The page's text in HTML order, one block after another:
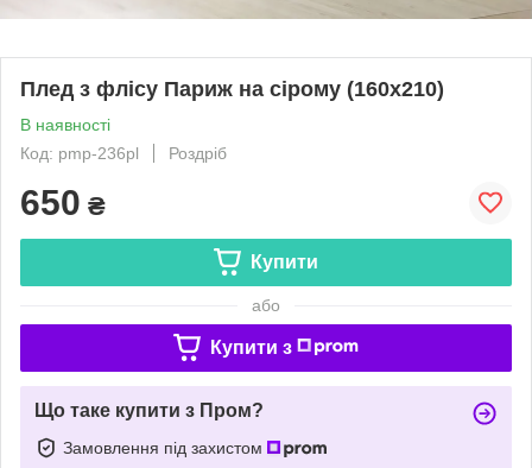
Плед з флісу Париж на сірому (160х210)
В наявності
Код: pmp-236pl
Роздріб
650 ₴
Купити
або
Купити з
Що таке купити з Пром?
Замовлення під захистом